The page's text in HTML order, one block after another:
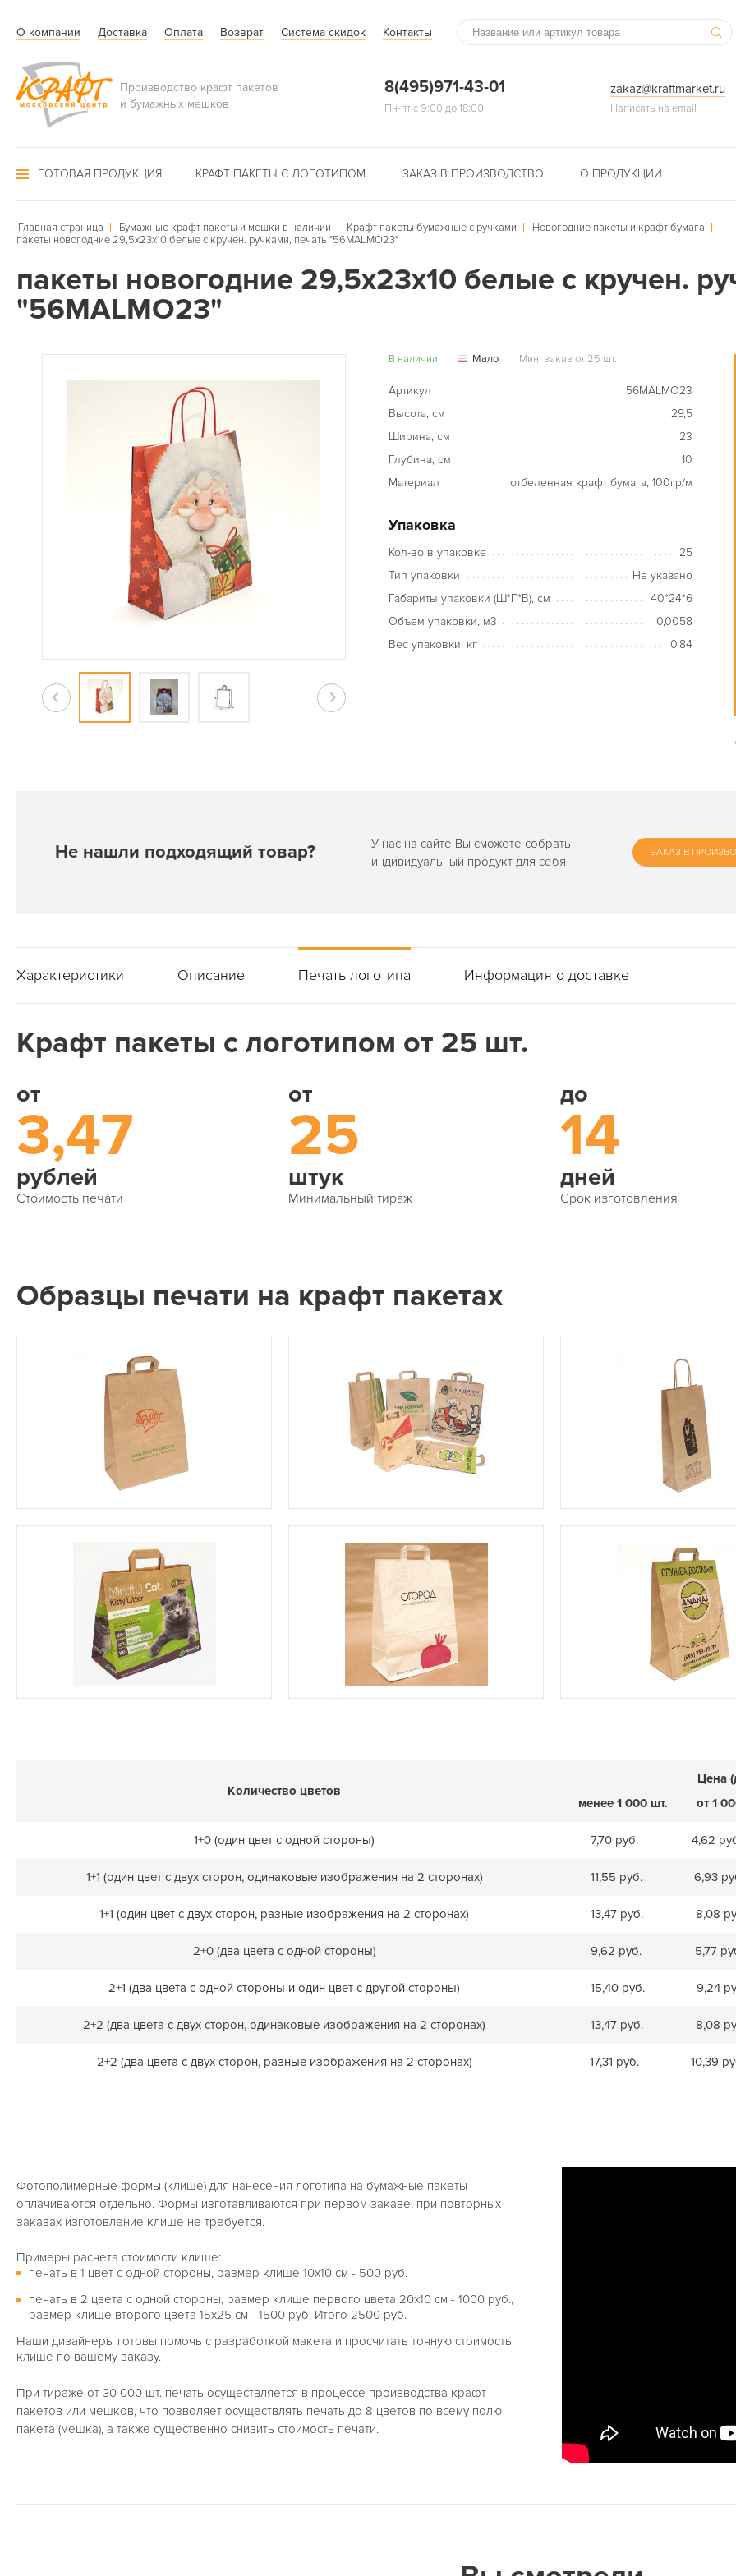
О компании Доставка Оплата Возврат Система скидок Контакты
Производство крафт пакетов
и бумажных мешков
8(495)971-43-01
Пн-пт с 9:00 до 18:00
zakaz@kraftmarket.ru
Написать на email
ГОТОВАЯ ПРОДУКЦИЯ КРАФТ ПАКЕТЫ С ЛОГОТИПОМ ЗАКАЗ В ПРОИЗВОДСТВО О ПРОДУКЦИИ
Главная страница Бумажные крафт пакеты и мешки в наличии Крафт пакеты бумажные с ручками
Новогодние пакеты и крафт бумага
пакеты новогодние 29,5х23х10 белые с кручен. ручками, печать "56MALMO23"
пакеты новогодние 29,5х23х10 белые с кручен.
"56MALMO23"
В наличии Мало Мин. заказ от 25 шт.
Артикул
56MALMO23
Высота, см
29,5
Ширина, см
23
Глубина, см
10
Материал
отбеленная крафт бумага, 100гр/м
Упаковка
Кол-во в упаковке
25
Тип упаковки
Не указано
Габариты упаковки (Ш*Г*В), см
40*24*6
Объем упаковки, м3
0,0058
Вес упаковки, кг
0,84
Не нашли подходящий товар?
У нас на сайте Вы сможете собрать
индивидуальный продукт для себя
ЗАКАЗ В
Характеристики Описание Печать логотипа Информация о доставке
Крафт пакеты с логотипом от 25 шт.
от
3,47
рублей
Стоимость печати
от
25
штук
Минимальный тираж
до
14
дней
Срок изготовления
Образцы печати на крафт пакетах
Количество цветов
Цена
менее 1 000 шт.
от 1
1+0 (один цвет с одной стороны) 7,70 руб. 4,62
1+1 (один цвет с двух сторон, одинаковые изображения на 2 сторонах) 11,55 руб. 6,93
1+1 (один цвет с двух сторон, разные изображения на 2 сторонах) 13,47 руб. 8,08
2+0 (два цвета с одной стороны) 9,62 руб. 5,77
2+1 (два цвета с одной стороны и один цвет с другой стороны) 15,40 руб. 9,24
2+2 (два цвета с двух сторон, одинаковые изображения на 2 сторонах) 13,47 руб. 8,08
2+2 (два цвета с двух сторон, разные изображения на 2 сторонах) 17,31 руб. 10,39
Фотополимерные формы (клише) для нанесения логотипа на бумажные пакеты
оплачиваются отдельно. Формы изготавливаются при первом заказе, при повторных
заказах изготовление клише не требуется.
Примеры расчета стоимости клише:
печать в 1 цвет с одной стороны, размер клише 10х10 см - 500 руб.
печать в 2 цвета с одной стороны, размер клише первого цвета 20х10 см - 1000 руб.,
размер клише второго цвета 15х25 см - 1500 руб. Итого 2500 руб.
Наши дизайнеры готовы помочь с разработкой макета и просчитать точную стоимость
клише по вашему заказу.
При тираже от 30 000 шт. печать осуществляется в процессе производства крафт
пакетов или мешков, что позволяет осуществлять печать до 8 цветов по всему полю
пакета (мешка), а также существенно снизить стоимость печати.